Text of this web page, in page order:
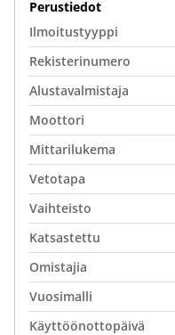
Perustiedot
Ilmoitustyyppi
Rekisterinumero
Alustavalmistaja
Moottori
Mittarilukema
Vetotapa
Vaihteisto
Katsastettu
Omistajia
Vuosimalli
Käyttöönottopäivä